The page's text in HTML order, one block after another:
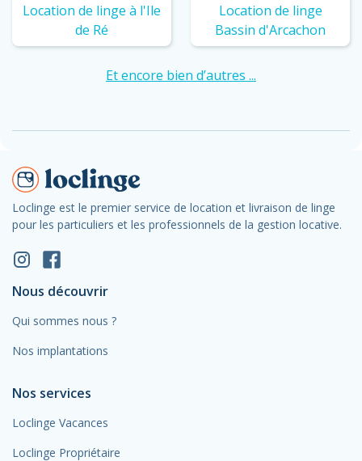
Location de linge à l'Ile
de Ré
Location de linge
Bassin d'Arcachon
Et encore bien d’autres ...
Loclinge est le premier service de location et livraison de linge
pour les particuliers et les professionnels de la gestion locative.
Nous découvrir
Qui sommes nous ?
Nos implantations
Nos services
Loclinge Vacances
Loclinge Propriétaire